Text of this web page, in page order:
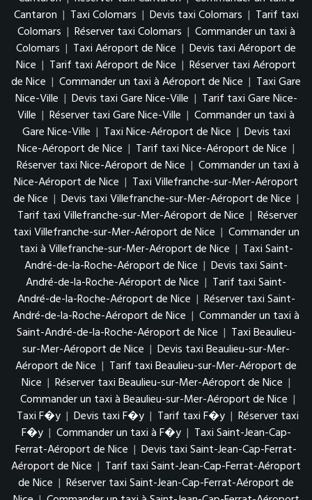
Cantaron | Taxi Colomars | Devis taxi Colomars | Tarif taxi
Colomars | Réserver taxi Colomars | Commander un taxi à
Colomars | Taxi Aéroport de Nice | Devis taxi Aéroport de
Nice | Tarif taxi Aéroport de Nice | Réserver taxi Aéroport
de Nice | Commander un taxi à Aéroport de Nice | Taxi Gare
Nice-Ville | Devis taxi Gare Nice-Ville | Tarif taxi Gare Nice-
Ville | Réserver taxi Gare Nice-Ville | Commander un taxi à
Gare Nice-Ville | Taxi Nice-Aéroport de Nice | Devis taxi
Nice-Aéroport de Nice | Tarif taxi Nice-Aéroport de Nice |
Réserver taxi Nice-Aéroport de Nice | Commander un taxi à
Nice-Aéroport de Nice | Taxi Villefranche-sur-Mer-Aéroport
de Nice | Devis taxi Villefranche-sur-Mer-Aéroport de Nice |
Tarif taxi Villefranche-sur-Mer-Aéroport de Nice | Réserver
taxi Villefranche-sur-Mer-Aéroport de Nice | Commander un
taxi à Villefranche-sur-Mer-Aéroport de Nice | Taxi Saint-
André-de-la-Roche-Aéroport de Nice | Devis taxi Saint-
André-de-la-Roche-Aéroport de Nice | Tarif taxi Saint-
André-de-la-Roche-Aéroport de Nice | Réserver taxi Saint-
André-de-la-Roche-Aéroport de Nice | Commander un taxi à
Saint-André-de-la-Roche-Aéroport de Nice | Taxi Beaulieu-
sur-Mer-Aéroport de Nice | Devis taxi Beaulieu-sur-Mer-
Aéroport de Nice | Tarif taxi Beaulieu-sur-Mer-Aéroport de
Nice | Réserver taxi Beaulieu-sur-Mer-Aéroport de Nice |
Commander un taxi à Beaulieu-sur-Mer-Aéroport de Nice |
Taxi F�y | Devis taxi F�y | Tarif taxi F�y | Réserver taxi
F�y | Commander un taxi à F�y | Taxi Saint-Jean-Cap-
Ferrat-Aéroport de Nice | Devis taxi Saint-Jean-Cap-Ferrat-
Aéroport de Nice | Tarif taxi Saint-Jean-Cap-Ferrat-Aéroport
de Nice | Réserver taxi Saint-Jean-Cap-Ferrat-Aéroport de